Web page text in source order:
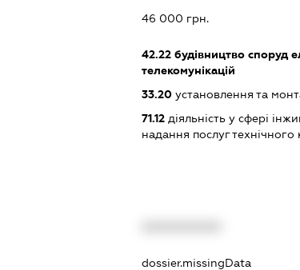
46 000 грн.
42.22 будівництво споруд
телекомунікацій
33.20 установлення та
71.12 діяльність у сфері
надання послуг
dossier.missingData